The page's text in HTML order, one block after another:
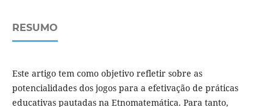
RESUMO
Este artigo tem como objetivo refletir sobre as
potencialidades dos jogos para a efetivação de práticas
educativas pautadas na Etnomatemática. Para tanto,